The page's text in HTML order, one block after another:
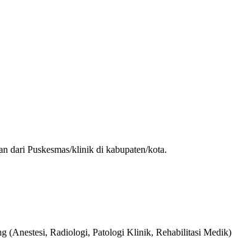
dari Puskesmas/klinik di kabupaten/kota.
(Anestesi, Radiologi, Patologi Klinik, Rehabilitasi Medik)